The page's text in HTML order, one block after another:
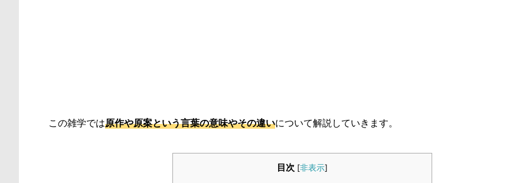
この雑学では原作や原案という言葉の意味やその違いについて解説していきます。
目次 [非表示]